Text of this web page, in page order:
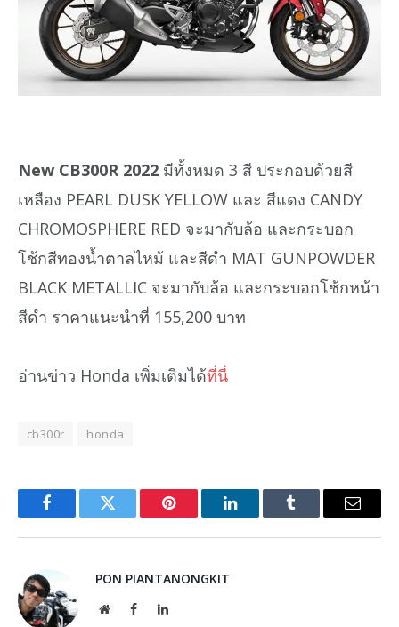
New CB300R 2022 มีทั้งหมด 3 สี ประกอบด้วยสี
เหลือง PEARL DUSK YELLOW และ สีแดง CANDY
CHROMOSPHERE RED จะมากับล้อ และกระบอก
โช้กสีทองน้ำตาลไหม้ และสีดำ MAT GUNPOWDER
BLACK METALLIC จะมากับล้อ และกระบอกโช้กหน้า
สีดำ ราคาแนะนำที่ 155,200 บาท
อ่านข่าว Honda เพิ่มเติมได้ที่นี่
cb300r honda
FacebookTwitter Pinterest LinkedInTumblr Email
PON PIANTANONGKIT
WebsiteFacebookLinkedIn